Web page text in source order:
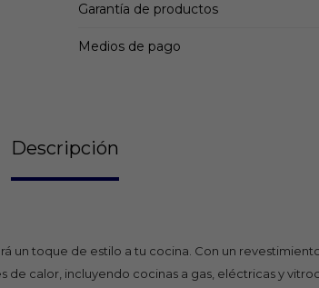
Garantía de productos
Medios de pago
Descripción
un toque de estilo a tu cocina. Con un
calor, incluyendo cocinas a gas, eléctricas y